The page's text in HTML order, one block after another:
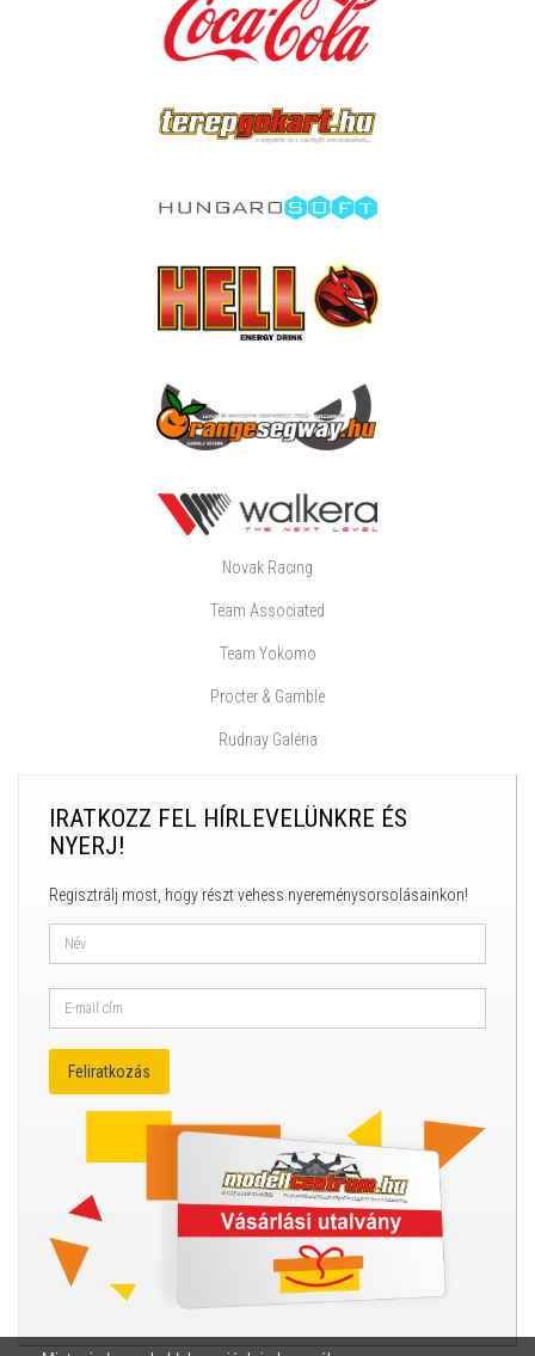
Novak Racing
Team Associated
Team Yokomo
Procter & Gamble
Rudnay Galéria
IRATKOZZ FEL HÍRLEVELÜNKRE ÉS
NYERJ!
Regisztrálj most, hogy részt vehess nyereménysorsolásainkon!